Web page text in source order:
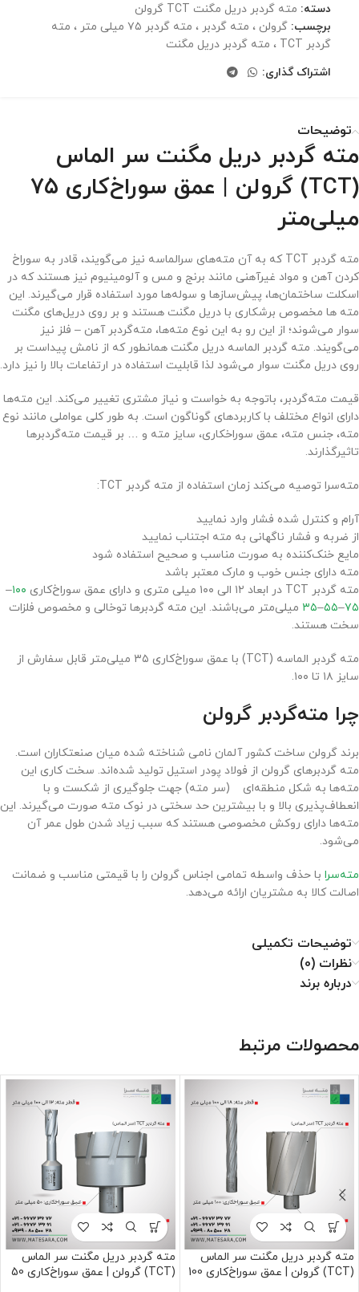
دسته: مته گردبر دریل مگنت TCT گرولن
برچسب:
گرولن ، مته گردبر ، مته گردبر ۷۵ میلی متر ، مته
گردبر TCT ، مته گردبر دریل مگنت
اشتراک گذاری:
توضیحات
مته گردبر دریل مگنت سر الماس
(TCT) گرولن | عمق سوراخ‌کاری ۷۵
میلی‌متر
مته گردبر TCT که به آن مته‌های سرالماسه نیز می‌گویند، قادر به سوراخ
کردن آهن و مواد غیرآهنی مانند برنج و مس و آلومینیوم نیز هستند که در
اسکلت ساختمان‌ها، پیش‌سازها و سوله‌ها مورد استفاده قرار می‌گیرند. این
مته ها مخصوص برشکاری با دریل مگنت هستند و بر روی دریل‌های مگنت
سوار می‌شوند؛ از این رو به این نوع مته‌ها، مته‌گردبر آهن – فلز نیز
می‌گویند. مته گردبر الماسه دریل مگنت همانطور که از نامش پیداست بر
روی دریل مگنت سوار می‌شود لذا قابلیت استفاده در ارتفاعات بالا را نیز دارد.
قیمت مته‌گردبر، باتوجه به خواست و نیاز مشتری تغییر می‌کند. این مته‌ها
دارای انواع مختلف با کاربردهای گوناگون است. به طور کلی عواملی مانند نوع
مته، جنس مته، عمق سوراخکاری، سایز مته و … بر قیمت مته‌گردبرها
تاثیرگذارند.
مته‌سرا توصیه می‌کند زمان استفاده از مته گردبر TCT:
آرام و کنترل شده فشار وارد نمایید
از ضربه و فشار ناگهانی به مته اجتناب نمایید
مایع خنک‌کننده به صورت مناسب و صحیح استفاده شود
مته دارای جنس خوب و مارک معتبر باشد
مته گردبر TCT در ابعاد ۱۲ الی ۱۰۰ میلی متری و دارای عمق سوراخ‌کاری
۱۰۰–
۷۵–۵۵–۳۵ میلی‌متر می‌باشند. این مته گردبرها توخالی و مخصوص فلزات
سخت هستند.
مته گردبر الماسه (TCT) با عمق سوراخ‌کاری ۳۵ میلی‌متر قابل سفارش از
سایز ۱۸ تا ۱۰۰.
چرا مته‌گردبر گرولن
برند گرولن ساخت کشور آلمان نامی شناخته شده میان صنعتکاران است.
مته گردبرهای گرولن از فولاد پودر استیل تولید شده‌اند. سخت کاری این
مته‌ها به شکل منطقه‌ای (سر مته) جهت جلوگیری از شکست و با
انعطاف‌پذیری بالا و با بیشترین حد سختی در نوک مته صورت می‌گیرند. این
مته‌ها دارای روکش مخصوصی هستند که سبب زیاد شدن طول عمر آن
می‌شود.
مته‌سرا با حذف واسطه تمامی اجناس گرولن را با قیمتی مناسب و ضمانت
اصالت کالا به مشتریان ارائه می‌دهد.
توضیحات تکمیلی
نظرات (0)
درباره برند
محصولات مرتبط
مته گردبر دریل مگنت سر الماس
(TCT) گرولن | عمق سوراخ‌کاری 100
مته گردبر دریل مگنت سر الماس
(TCT) گرولن | عمق سوراخ‌کاری 50